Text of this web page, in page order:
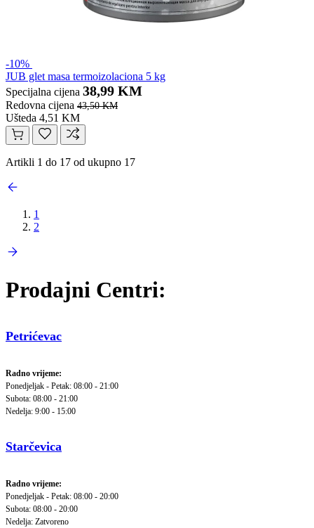
-10%
JUB glet masa termoizolaciona 5 kg
Specijalna cijena 38,99 KM
Redovna cijena 43,50 KM
Ušteda 4,51 KM
Artikli 1 do 17 od ukupno 17
1
2
Prodajni Centri:
Petrićevac
Radno vrijeme:
Ponedjeljak - Petak: 08:00 - 21:00
Subota: 08:00 - 21:00
Nedelja: 9:00 - 15:00
Starčevica
Radno vrijeme:
Ponedjeljak - Petak: 08:00 - 20:00
Subota: 08:00 - 20:00
Nedelja: Zatvoreno